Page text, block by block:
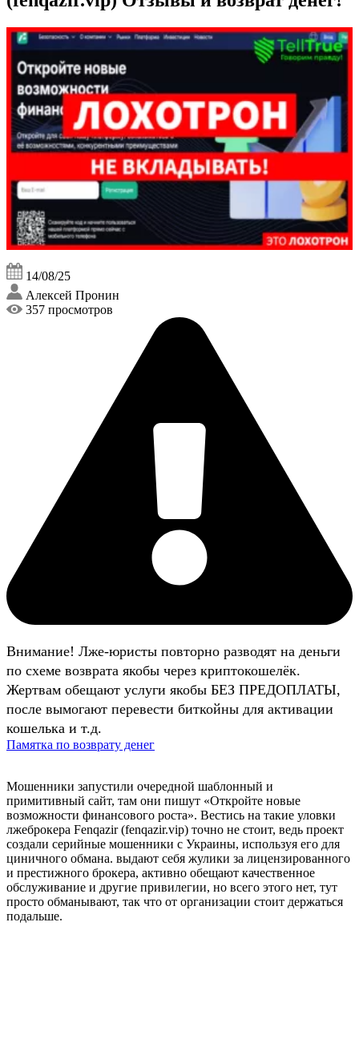
14/08/25
Алексей Пронин
357 просмотров
Внимание! Лже-юристы повторно разводят на деньги
по схеме возврата якобы через криптокошелёк.
Жертвам обещают услуги якобы БЕЗ ПРЕДОПЛАТЫ,
после вымогают перевести биткойны для активации
кошелька и т.д.
Памятка по возврату денег
Мошенники запустили очередной шаблонный и
примитивный сайт, там они пишут «Откройте новые
возможности финансового роста». Вестись на такие уловки
лжеброкера Fenqazir (fenqazir.vip) точно не стоит, ведь проект
создали серийные мошенники с Украины, используя его для
циничного обмана. выдают себя жулики за лицензированного
и престижного брокера, активно обещают качественное
обслуживание и другие привилегии, но всего этого нет, тут
просто обманывают, так что от организации стоит держаться
подальше.